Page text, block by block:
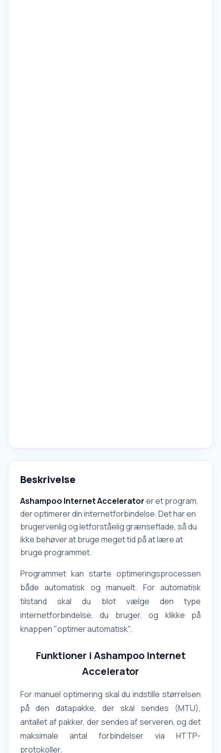
Beskrivelse
Ashampoo Internet Acceleratorer et program,
der optimerer din internetforbindelse. Det har en
brugervenlig og letforståelig grænseflade, så du
ikke behøver at bruge meget tid på at lære at
bruge programmet.
Programmet kan starte optimeringsprocessen
både automatisk og manuelt. For automatisk
tilstand skal du blot vælge den type
internetforbindelse, du bruger, og klikke på
knappen "optimer automatisk".
Funktioner i Ashampoo Internet
Accelerator
For manuel optimering skal du indstille størrelsen
på den datapakke, der skal sendes (MTU),
antallet af pakker, der sendes af serveren, og det
maksimale antal forbindelser via HTTP-
protokoller.